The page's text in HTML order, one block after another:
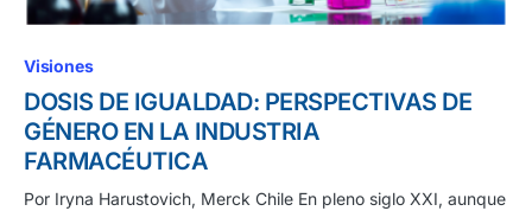
Visiones
DOSIS DE IGUALDAD: PERSPECTIVAS DE
GÉNERO EN LA INDUSTRIA
FARMACÉUTICA
Por Iryna Harustovich, Merck Chile En pleno siglo XXI, aunque